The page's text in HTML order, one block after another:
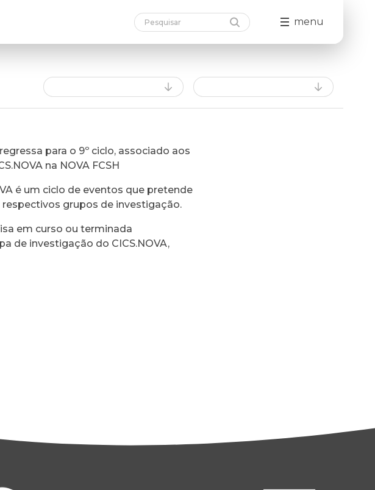
menu
para o 9º ciclo, associado aos
na NOVA FCSH
é um ciclo de eventos que pretende
grupos de investigação.
em curso ou terminada
de investigação do CICS.NOVA,